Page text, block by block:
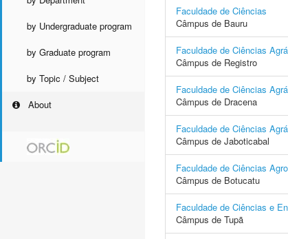
by Undergraduate program
by Graduate program
by Topic / Subject
About
Faculdade de Ciências
Câmpus de Bauru
Faculdade de Ciências
Câmpus de Registro
Faculdade de Ciências
Câmpus de Dracena
Faculdade de Ciências
Câmpus de Jaboticabal
Faculdade de Ciências
Câmpus de Botucatu
Faculdade de Ciências e
Câmpus de Tupã